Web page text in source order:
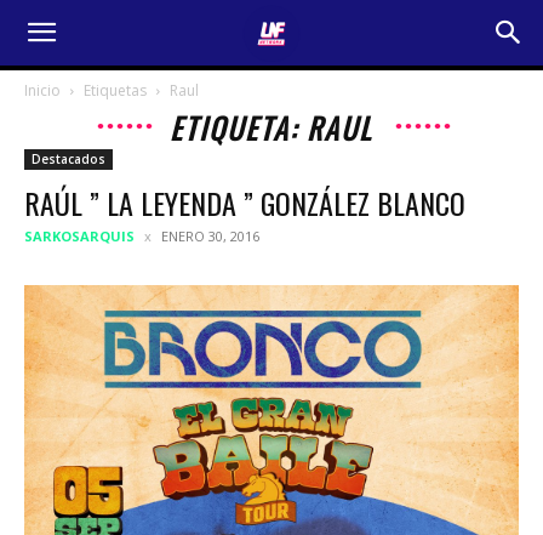
Inicio Etiquetas Raul
ETIQUETA: RAUL
Destacados
RAÚL ” LA LEYENDA ” GONZÁLEZ BLANCO
SARKOSARQUIS ENERO 30, 2016